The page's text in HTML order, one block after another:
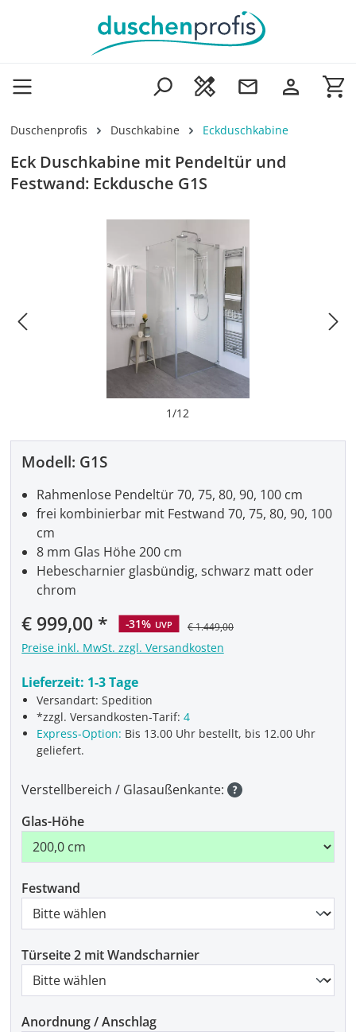
Zum Hauptinhalt springen
Duschenprofis Duschkabine Eckduschkabine
Eck Duschkabine mit Pendeltür und
Festwand: Eckdusche G1S
1/12
Modell: G1S
Verkaufspreis:
€ 999,00 -31% UVP € 1.449,00
Preise inkl. MwSt. zzgl. Versandkosten
Lieferzeit: 1-3 Tage
Versandart: Spedition
*zzgl. Versandkosten-Tarif:4
Express-Option: Bis 13.00 Uhr bestellt, bis 12.00 Uhr
geliefert.
Rahmenlose Pendeltür 70, 75, 80, 90, 100 cm
frei kombinierbar mit Festwand 70, 75, 80, 90, 100
cm
8 mm Glas Höhe 200 cm
Hebescharnier glasbündig, schwarz matt oder
chrom
Verstellbereich / Glasaußenkante:
Glas-Höhe
Festwand
Türseite 2 mit Wandscharnier
Anordnung / Anschlag